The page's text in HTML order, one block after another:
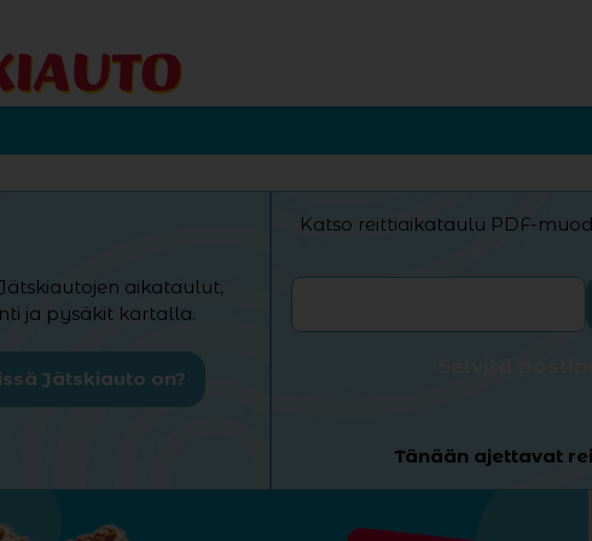
aikataulut,
ja pysäkit kartalla.
Jätskiauto on?
Katso reittiaikataulu PDF-
Tänään ajettavat